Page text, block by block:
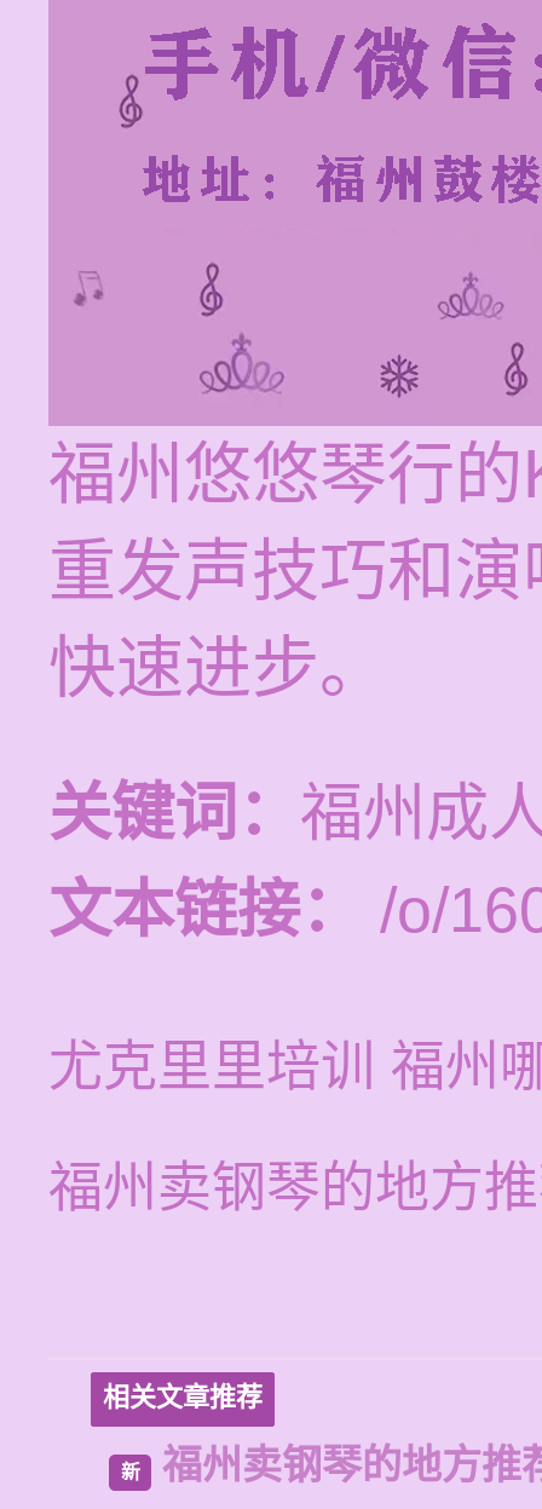
福州悠悠琴行
重发声技巧和
快速进步。
关键词： 福州成
文本链接：
/o/
尤克里里培训 福州
福州卖钢琴的地方
相关文章推荐
新 福州卖钢琴的地方推